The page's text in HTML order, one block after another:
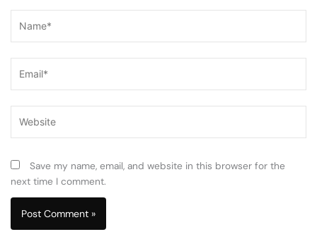
Save my name, email, and website in this browser for the
next time I comment.